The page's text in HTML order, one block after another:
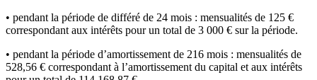
• pendant la période de différé de 24 mois : mensualités de 125 €
correspondant aux intérêts pour un total de 3 000 € sur la période.
• pendant la période d’amortissement de 216 mois : mensualités de
528,56 € correspondant à l’amortissement du capital et aux intérêts